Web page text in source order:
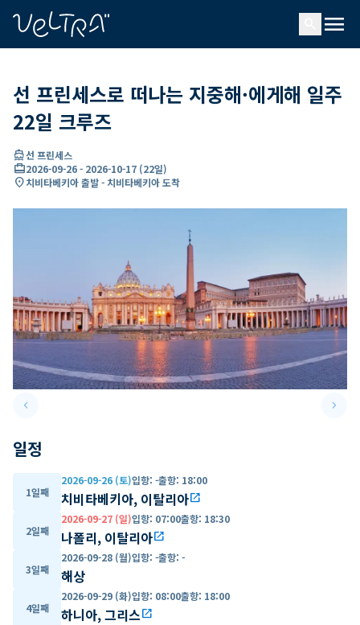
menu
선 프린세스로 떠나는 지중해·에게해 일주
22일 크루즈
directions_boat선 프린세스
card_travel2026-09-26- 2026-10-17 (22일)
location_on치비타베키아 출발 - 치비타베키아 도착
keyboard_arrow_leftPrevious slide keyboard_arrow_right
일정
1일째
2026-09-26 (토)입항: -출항: 18:00
치비타베키아, 이탈리아open_in_new
2일째
2026-09-27 (일)입항: 07:00출항: 18:30
나폴리, 이탈리아open_in_new
3일째
2026-09-28 (월)입항: -출항: -
해상
4일째
2026-09-29 (화)입항: 08:00출항: 18:00
하니아, 그리스open_in_new